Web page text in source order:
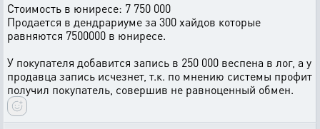
Стоимость в юниресе: 7 750 000
Продается в дендрариуме за 300 хайдов которые
равняются 7500000 в юниресе.
У покупателя добавится запись в 250 000 веспена в лог, а у
продавца запись исчезнет, т.к. по мнению системы профит
получил покупатель, совершив не равноценный обмен.